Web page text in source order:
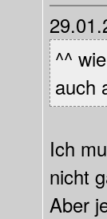
^^
auch
Ich
nicht
Aber